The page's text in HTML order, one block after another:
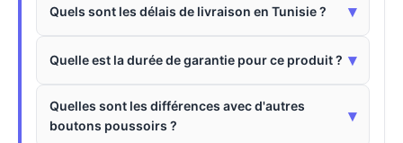
Quels sont les délais de livraison en Tunisie ? ▾
Quelle est la durée de garantie pour ce produit ? ▾
Quelles sont les différences avec d'autres
boutons poussoirs ?
▾